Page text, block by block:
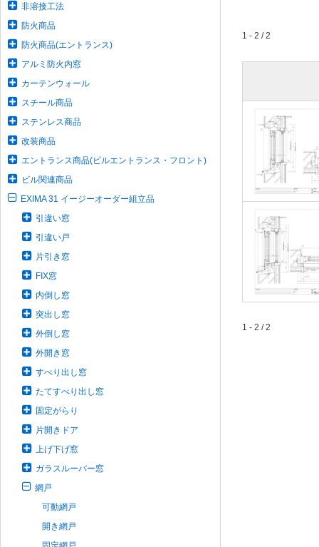
非溶接工法
防火商品
防火商品(エントランス)
アルミ防火内窓
カーテンウォール
スチール商品
ステンレス商品
改装商品
エントランス商品(ビルエントランス・フロント)
ビル関連商品
EXIMA 31 イージーオーダー組立品
引違い窓
引違い戸
片引き窓
FIX窓
内倒し窓
突出し窓
外倒し窓
外開き窓
すべり出し窓
たてすべり出し窓
固定がらり
片開きドア
上げ下げ窓
ガラスルーバー窓
網戸
可動網戸
開き網戸
1 - 2 / 2
1 - 2 / 2